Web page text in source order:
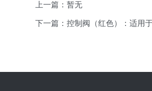
上一篇：暂无
下一篇：控制阀（红色）：适用